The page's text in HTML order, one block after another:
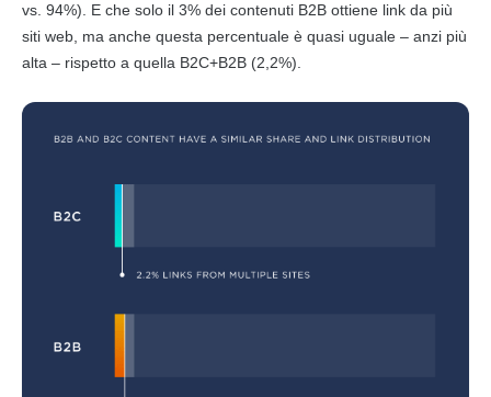
vs. 94%). E che solo il 3% dei contenuti B2B ottiene link da più
siti web, ma anche questa percentuale è quasi uguale – anzi più
alta – rispetto a quella B2C+B2B (2,2%).